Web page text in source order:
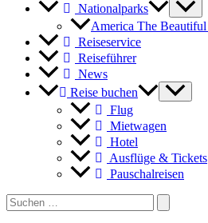
Nationalparks
America The Beautiful
Reiseservice
Reiseführer
News
Reise buchen
Flug
Mietwagen
Hotel
Ausflüge & Tickets
Pauschalreisen
Search
for: